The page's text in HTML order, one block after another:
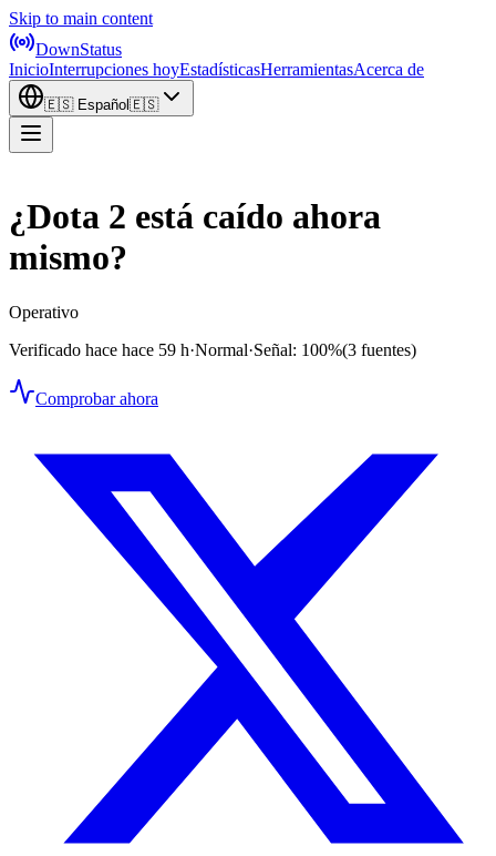
Skip to main content
DownStatus
InicioInterrupciones hoyEstadísticasHerramientasAcerca de
🇪🇸 Español 🇪🇸
¿Dota 2 está caído ahora
mismo?
Operativo
Verificado hace hace 59 h·Normal·Señal: 100%(3 fuentes)
Comprobar ahora